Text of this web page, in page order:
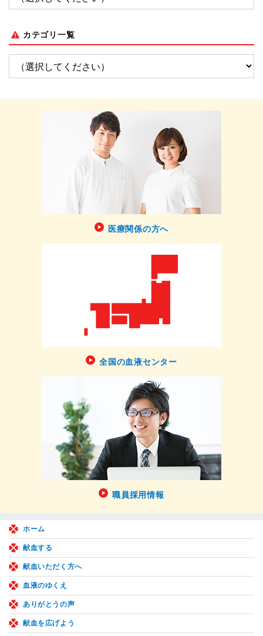
カテゴリ一覧
医療関係の方へ
全国の血液センター
職員採用情報
ホーム
献血する
献血いただく方へ
血液のゆくえ
ありがとうの声
献血を広げよう